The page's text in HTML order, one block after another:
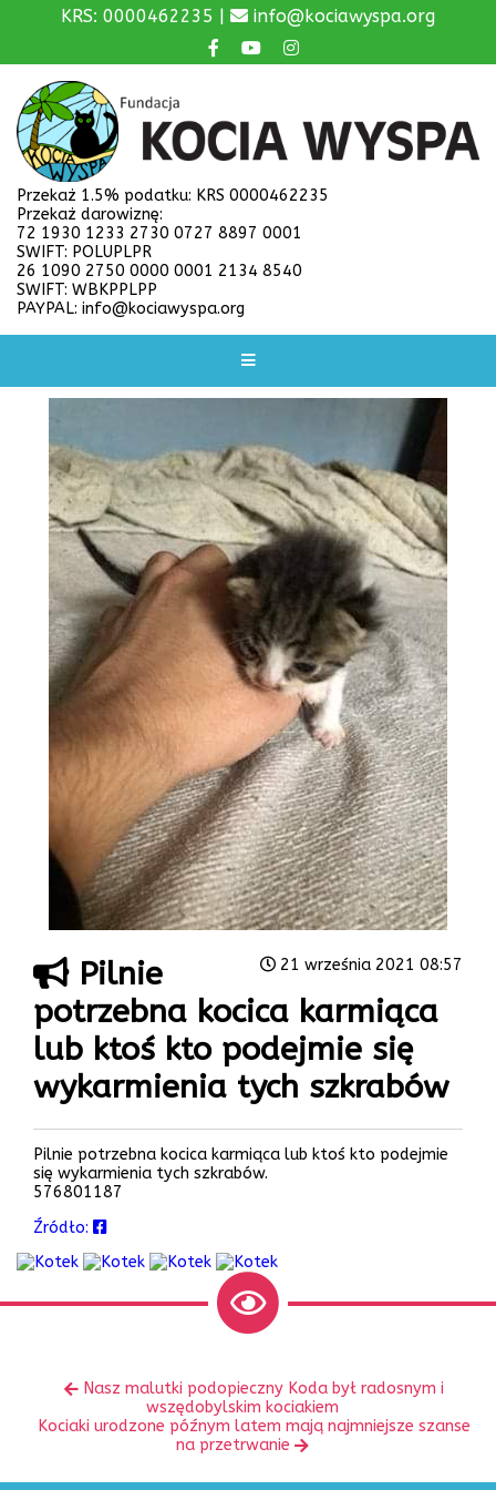
KRS: 0000462235 | info@kociawyspa.org
Przekaż 1.5% podatku: KRS 0000462235
Przekaż darowiznę:
72 1930 1233 2730 0727 8897 0001
SWIFT: POLUPLPR
26 1090 2750 0000 0001 2134 8540
SWIFT: WBKPPLPP
PAYPAL: info@kociawyspa.org
21 września 2021 08:57
Pilnie
potrzebna kocica karmiąca
lub ktoś kto podejmie się
wykarmienia tych szkrabów
Pilnie potrzebna kocica karmiąca lub ktoś kto podejmie
się wykarmienia tych szkrabów.
576801187
Źródło:
Poprzedni
Nasz malutki podopieczny Koda był radosnym i
wszędobylskim kociakiem
Następny
Kociaki urodzone późnym latem mają najmniejsze szanse
na przetrwanie